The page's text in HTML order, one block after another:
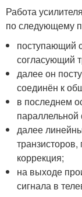
Работа
по следующему
поступающий
согласующий
далее он
соединён к
в последнем
параллельной
далее
транзисторов,
коррекция;
на выходе
сигнала в